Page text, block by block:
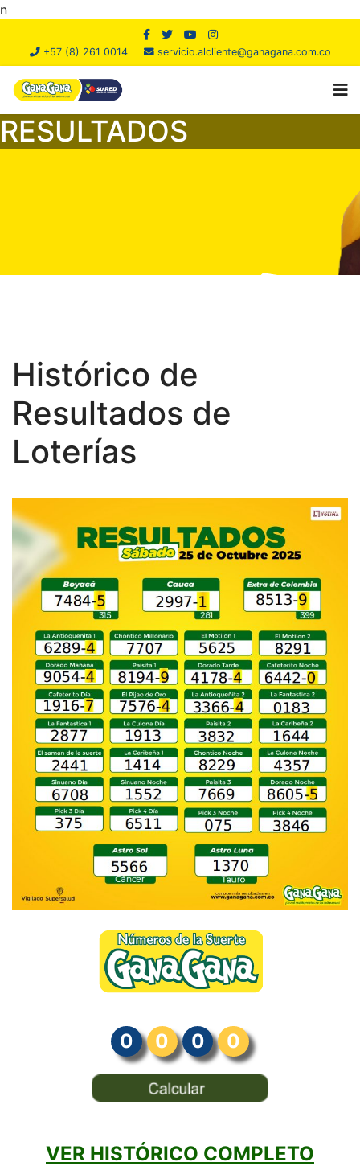
n
+57 (8) 261 0014 servicio.alcliente@ganagana.com.co
RESULTADOS
Histórico de
Resultados de
Loterías
0 0 0 0
VER HISTÓRICO COMPLETO